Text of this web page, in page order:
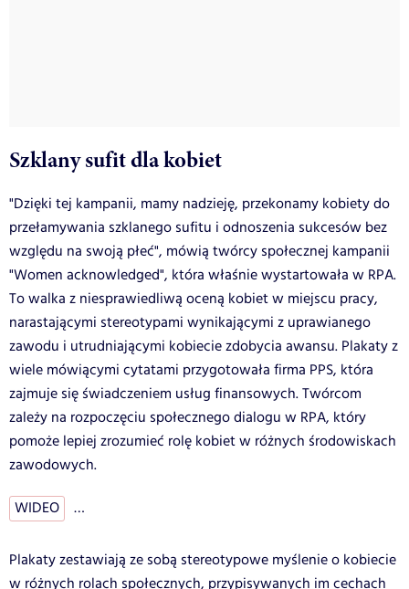
Szklany sufit dla kobiet
"Dzięki tej kampanii, mamy nadzieję, przekonamy kobiety do
przełamywania szklanego sufitu i odnoszenia sukcesów bez
względu na swoją płeć", mówią twórcy społecznej kampanii
"Women acknowledged", która właśnie wystartowała w RPA.
To walka z niesprawiedliwą oceną kobiet w miejscu pracy,
narastającymi stereotypami wynikającymi z uprawianego
zawodu i utrudniającymi kobiecie zdobycia awansu. Plakaty z
wiele mówiącymi cytatami przygotowała firma PPS, która
zajmuje się świadczeniem usług finansowych. Twórcom
zależy na rozpoczęciu społecznego dialogu w RPA, który
pomoże lepiej zrozumieć rolę kobiet w różnych środowiskach
zawodowych.
WIDEO …
Plakaty zestawiają ze sobą stereotypowe myślenie o kobiecie
w różnych rolach społecznych, przypisywanych im cechach